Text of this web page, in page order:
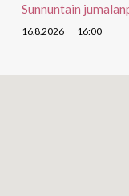
Sunnuntain
16.8.2026 16:00